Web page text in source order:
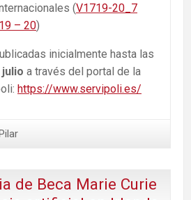
(V1719-20_7
– 20)
inicialmente hasta las
julio a través del portal de la
https://www.servipoli.es/
de Beca Marie Curie